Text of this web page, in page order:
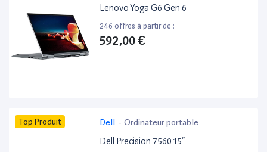
Lenovo Yoga G6 Gen 6
246 offres à partir de :
592,00 €
Top Produit Dell - Ordinateur portable
Dell Precision 7560 15”